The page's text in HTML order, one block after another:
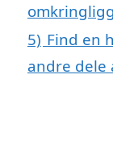
5) Find en
andre dele